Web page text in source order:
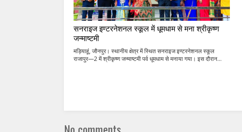
सनराइज इण्टरनेशनल स्कूल में धूमधाम से मना श्रीकृष्ण
जन्माष्टमी
मड़ियाहूं, जौनपुर। स्थानीय क्षेत्र में स्थित सनराइज इण्टरनेशनल स्कूल
राजापुर—2 में श्रीकृष्ण जन्माष्टमी पर्व धूमधाम से मनाया गया। इस दौरान...